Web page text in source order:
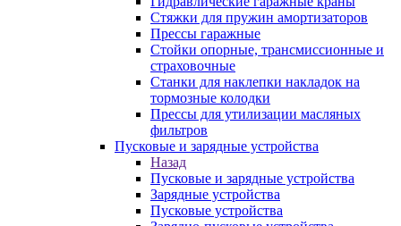
Стяжки для пружин амортизаторов
Прессы гаражные
Стойки опорные, трансмиссионные и
страховочные
Станки для наклепки накладок на
тормозные колодки
Прессы для утилизации масляных
фильтров
Пусковые и зарядные устройства
Назад
Пусковые и зарядные устройства
Зарядные устройства
Пусковые устройства